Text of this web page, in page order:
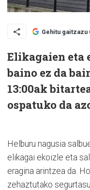
Gehitu gaitzazu
Elikagaien eta
baino ez da
13:00ak
ospatuko da
Helburu nagusia
elikagai ekoizle eta
eragina arintzea da.
zehaztutako